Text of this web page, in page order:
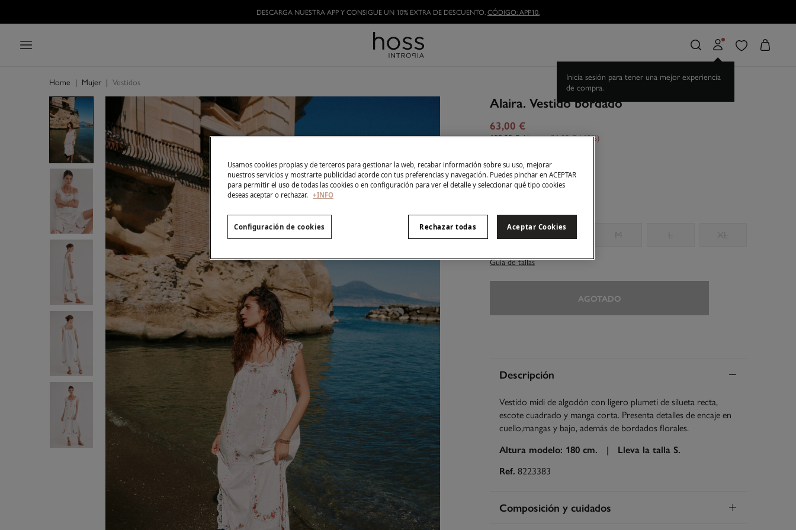
Home | Mujer | Vestidos
Alaira. Vestido bordado
63,00 €
159,00 € Ahorras 96,00 € 60
Color:Marfil
Talla:
M L XL
Guía de tallas
AGOTADO
Descripción
Vestido midi de algodón con ligero plumeti de silueta recta,
escote cuadrado y manga corta. Presenta detalles de encaje en
cuello,mangas y bajo, además de bordados florales.
Altura modelo: 180 cm. | Lleva la talla S.
Ref. 8223383
Composición y cuidados
Usamos cookies propias y de terceros para gestionar la web, recabar información sobre su uso, mejorar
nuestros servicios y mostrarte publicidad acorde con tus preferencias y navegación. Puedes pinchar en ACEPTAR
para permitir el uso de todas las cookies o en configuración para ver el detalle y seleccionar qué tipo cookies
deseas aceptar o rechazar. +INFO
Rechazar todas Aceptar Cookies
Configuración de cookies